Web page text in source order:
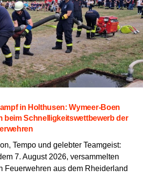
in Hol­thusen: Wymeer-Boen
beim Schnel­lig­keits­wett­be­werb der
Tem­po und geleb­ter Team­geist:
7. August 2026, ver­sam­mel­ten
Feu­er­weh­ren aus dem Rhei­der­land